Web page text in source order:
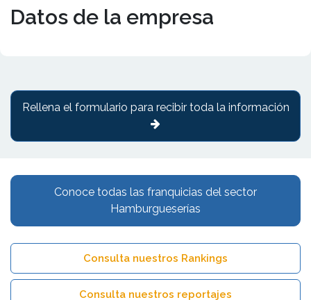
Datos de la empresa
Conoce todas las franquicias del sector
Hamburgueserías
Consulta nuestros Rankings
Consulta nuestros reportajes